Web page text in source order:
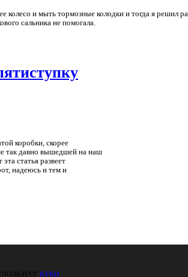
колесо и мыть тормозные колодки и тогда я решил
сальника не помогала.
коробки, скорее
так давно вышедшей на наш
статья развеет
надеюсь и тем и
куки